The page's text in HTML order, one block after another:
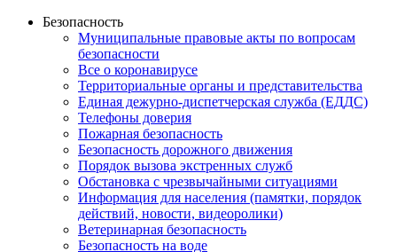
Безопасность
Муниципальные правовые акты по вопросам
безопасности
Все о коронавирусе
Территориальные органы и представительства
Единая дежурно-диспетчерская служба (ЕДДС)
Телефоны доверия
Пожарная безопасность
Безопасность дорожного движения
Порядок вызова экстренных служб
Обстановка с чрезвычайными ситуациями
Информация для населения (памятки, порядок
действий, новости, видеоролики)
Ветеринарная безопасность
Безопасность на воде